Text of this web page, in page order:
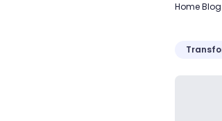
Home Blog